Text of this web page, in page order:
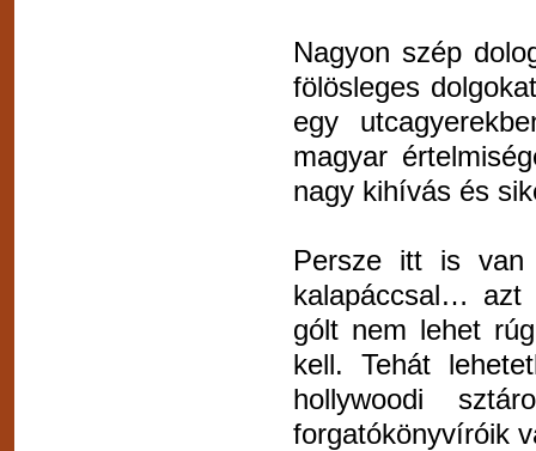
Nagyon szép
fölösleges
egy
magyar
nagy kihívás és
Persze itt is
kalapáccsal… azt
gólt nem lehet
kell. Tehát
hollywoodi
forgatókönyvíróik